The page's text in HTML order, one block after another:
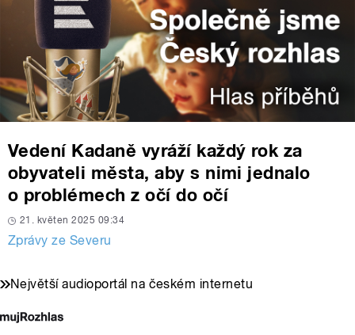
Vedení Kadaně vyráží každý rok za
obyvateli města, aby s nimi jednalo
o problémech z očí do očí
21. květen 2025 09:34
Zprávy ze Severu
Největší audioportál na českém internetu